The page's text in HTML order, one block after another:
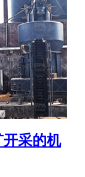
采的机